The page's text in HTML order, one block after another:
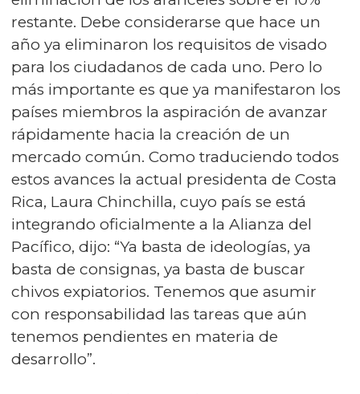
restante. Debe considerarse que hace un
año ya eliminaron los requisitos de visado
para los ciudadanos de cada uno. Pero lo
más importante es que ya manifestaron los
países miembros la aspiración de avanzar
rápidamente hacia la creación de un
mercado común. Como traduciendo todos
estos avances la actual presidenta de Costa
Rica, Laura Chinchilla, cuyo país se está
integrando oficialmente a la Alianza del
Pacífico, dijo: “Ya basta de ideologías, ya
basta de consignas, ya basta de buscar
chivos expiatorios. Tenemos que asumir
con responsabilidad las tareas que aún
tenemos pendientes en materia de
desarrollo”.